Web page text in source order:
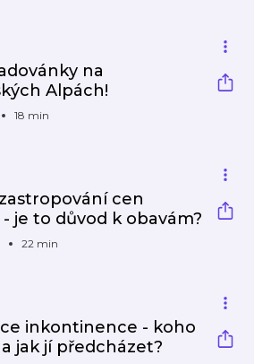
na
Alpách!
18 min
cen
je to důvod k obavám?
22 min
inkontinence - koho
jak jí předcházet?